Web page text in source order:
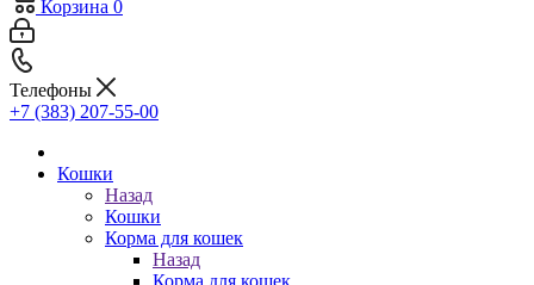
Корзина 0
Телефоны
+7 (383) 207-55-00
Кошки
Назад
Кошки
Корма для кошек
Назад
Корма для кошек